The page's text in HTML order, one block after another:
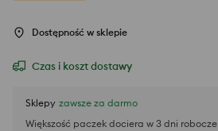
Dostępność w sklepie
Czas i koszt dostawy
Sklepy zawsze za darmo
Większość paczek dociera w 3 dni robocze